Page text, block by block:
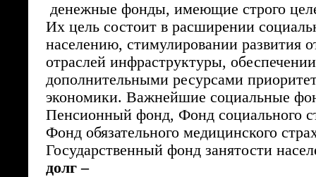
денежные фонды, имеющие строго
Их цель состоит в расширении
населению, стимулировании развития
отраслей инфраструктуры, обеспечении
дополнительными ресурсами
экономики. Важнейшие социальные
Пенсионный фонд, Фонд социального
Фонд обязательного медицинского
Государственный фонд занятости
долг –